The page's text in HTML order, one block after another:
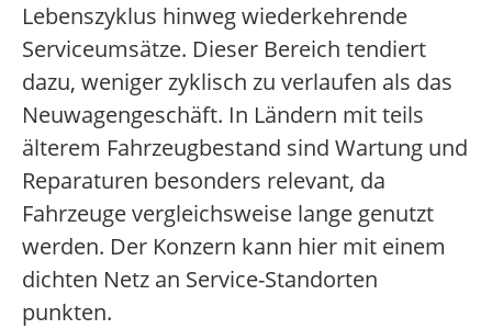
Lebenszyklus hinweg wiederkehrende
Serviceumsätze. Dieser Bereich tendiert
dazu, weniger zyklisch zu verlaufen als das
Neuwagengeschäft. In Ländern mit teils
älterem Fahrzeugbestand sind Wartung und
Reparaturen besonders relevant, da
Fahrzeuge vergleichsweise lange genutzt
werden. Der Konzern kann hier mit einem
dichten Netz an Service-Standorten
punkten.